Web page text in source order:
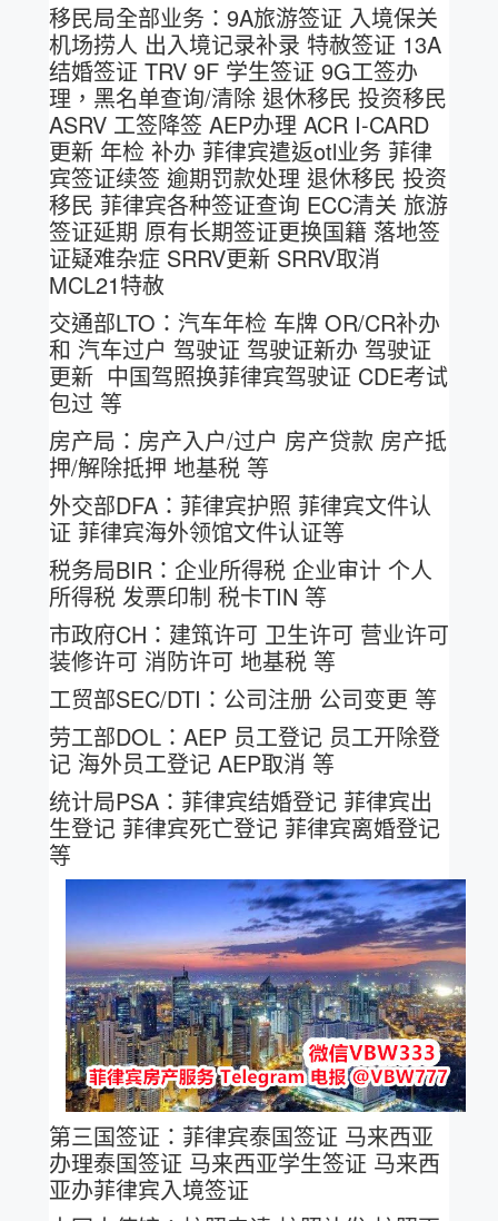
移民局全部业务：9A旅游签证 入境保关
机场捞人 出入境记录补录 特赦签证 13A
结婚签证 TRV 9F 学生签证 9G工签办
理，黑名单查询/清除 退休移民 投资移民
ASRV 工签降签 AEP办理 ACR I-CARD
更新 年检 补办 菲律宾遣返otl业务 菲律
宾签证续签 逾期罚款处理 退休移民 投资
移民 菲律宾各种签证查询 ECC清关 旅游
签证延期 原有长期签证更换国籍 落地签
证疑难杂症 SRRV更新 SRRV取消
MCL21特赦
交通部LTO：汽车年检 车牌 OR/CR补办
和 汽车过户 驾驶证 驾驶证新办 驾驶证
更新 中国驾照换菲律宾驾驶证 CDE考试
包过 等
房产局：房产入户/过户 房产贷款 房产抵
押/解除抵押 地基税 等
外交部DFA：菲律宾护照 菲律宾文件认
证 菲律宾海外领馆文件认证等
税务局BIR：企业所得税 企业审计 个人
所得税 发票印制 税卡TIN 等
市政府CH：建筑许可 卫生许可 营业许可
装修许可 消防许可 地基税 等
工贸部SEC/DTI：公司注册 公司变更 等
劳工部DOL：AEP 员工登记 员工开除登
记 海外员工登记 AEP取消 等
统计局PSA：菲律宾结婚登记 菲律宾出
生登记 菲律宾死亡登记 菲律宾离婚登记
等
第三国签证：菲律宾泰国签证 马来西亚
办理泰国签证 马来西亚学生签证 马来西
亚办菲律宾入境签证